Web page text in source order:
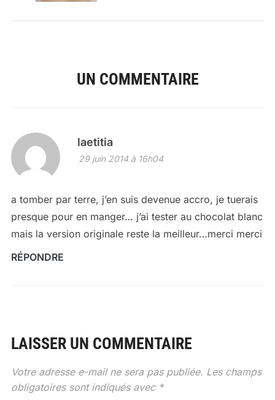
UN COMMENTAIRE
laetitia
29 juin 2014 à 16h04
a tomber par terre, j’en suis devenue accro, je tuerais
presque pour en manger… j’ai tester au chocolat blanc
mais la version originale reste la meilleur…merci merci
RÉPONDRE
LAISSER UN COMMENTAIRE
Votre adresse e-mail ne sera pas publiée. Les champs
obligatoires sont indiqués avec *